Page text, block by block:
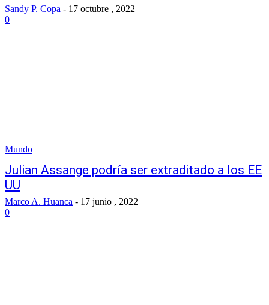
Sandy P. Copa - 17 octubre , 2022
0
Mundo
Julian Assange podría ser extraditado a los EE
UU
Marco A. Huanca - 17 junio , 2022
0